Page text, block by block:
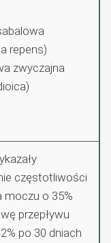
repens)
zwyczajna
częstotliwości
moczu o 35%
przepływu
po 30 dniach